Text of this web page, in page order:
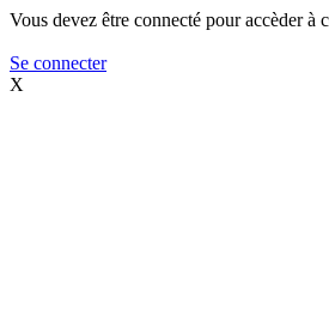
Vous devez être connecté pour accèder à
Se connecter
X